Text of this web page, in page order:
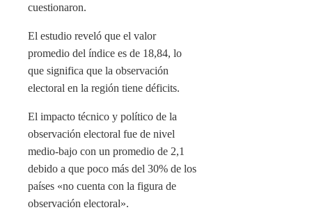
cuestionaron.
El estudio reveló que el valor
promedio del índice es de 18,84, lo
que significa que la observación
electoral en la región tiene déficits.
El impacto técnico y político de la
observación electoral fue de nivel
medio-bajo con un promedio de 2,1
debido a que poco más del 30% de los
países «no cuenta con la figura de
observación electoral».